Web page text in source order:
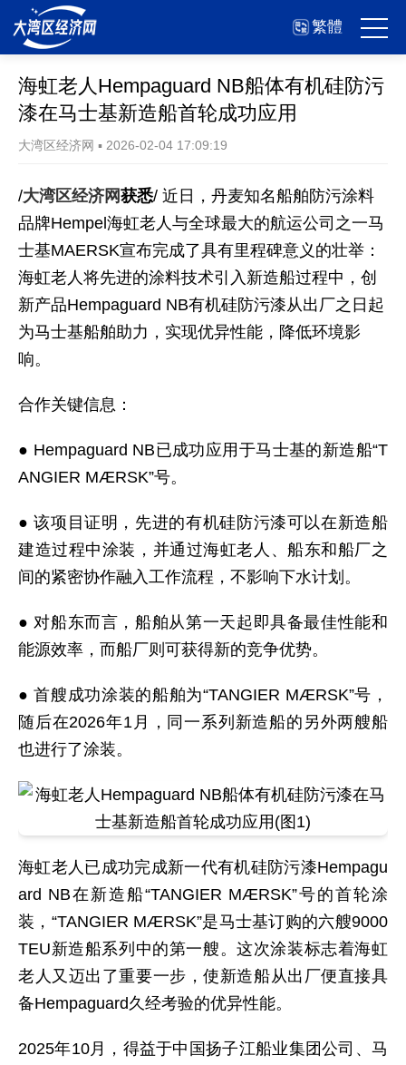
繁體
海虹老人Hempaguard NB船体有机硅防污
漆在马士基新造船首轮成功应用
大湾区经济网 ▪ 2026-02-04 17:09:19
/大湾区经济网获悉/ 近日，丹麦知名船舶防污涂料
品牌Hempel海虹老人与全球最大的航运公司之一马
士基MAERSK宣布完成了具有里程碑意义的壮举：
海虹老人将先进的涂料技术引入新造船过程中，创
新产品Hempaguard NB有机硅防污漆从出厂之日起
为马士基船舶助力，实现优异性能，降低环境影
响。
合作关键信息：
● Hempaguard NB已成功应用于马士基的新造船“T
ANGIER MÆRSK”号。
● 该项目证明，先进的有机硅防污漆可以在新造船
建造过程中涂装，并通过海虹老人、船东和船厂之
间的紧密协作融入工作流程，不影响下水计划。
● 对船东而言，船舶从第一天起即具备最佳性能和
能源效率，而船厂则可获得新的竞争优势。
● 首艘成功涂装的船舶为“TANGIER MÆRSK”号，
随后在2026年1月，同一系列新造船的另外两艘船
也进行了涂装。
海虹老人已成功完成新一代有机硅防污漆Hempagu
ard NB在新造船“TANGIER MÆRSK”号的首轮涂
装，“TANGIER MÆRSK”是马士基订购的六艘9000
TEU新造船系列中的第一艘。这次涂装标志着海虹
老人又迈出了重要一步，使新造船从出厂便直接具
备Hempaguard久经考验的优异性能。
2025年10月，得益于中国扬子江船业集团公司、马